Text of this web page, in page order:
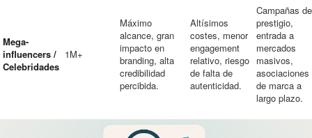
Mega-
influencers /
Celebridades
1M+
Máximo
alcance, gran
impacto en
branding, alta
credibilidad
percibida.
Altísimos
costes, menor
engagement
relativo, riesgo
de falta de
autenticidad.
Campañas de
prestigio,
entrada a
mercados
masivos,
asociaciones
de marca a
largo plazo.